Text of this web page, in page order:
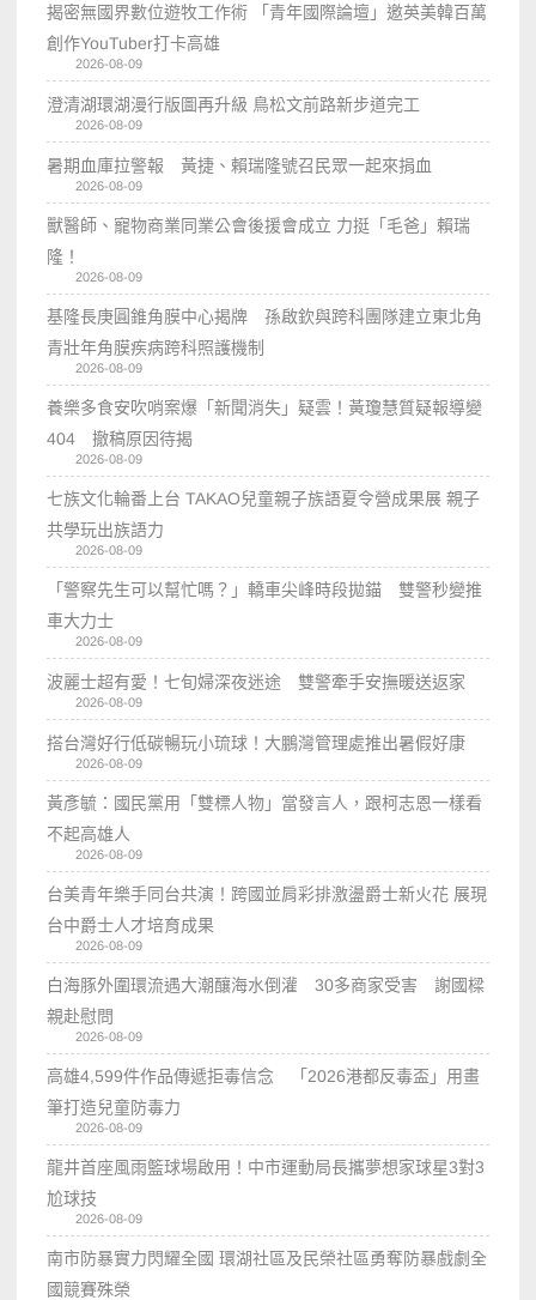
揭密無國界數位遊牧工作術 「青年國際論壇」邀英美韓百萬
創作YouTuber打卡高雄
2026-08-09
澄清湖環湖漫行版圖再升級 鳥松文前路新步道完工
2026-08-09
暑期血庫拉警報 黃捷、賴瑞隆號召民眾一起來捐血
2026-08-09
獸醫師、寵物商業同業公會後援會成立 力挺「毛爸」賴瑞
隆！
2026-08-09
基隆長庚圓錐角膜中心揭牌 孫啟欽與跨科團隊建立東北角
青壯年角膜疾病跨科照護機制
2026-08-09
養樂多食安吹哨案爆「新聞消失」疑雲！黃瓊慧質疑報導變
404 撤稿原因待揭
2026-08-09
七族文化輪番上台 TAKAO兒童親子族語夏令營成果展 親子
共學玩出族語力
2026-08-09
「警察先生可以幫忙嗎？」轎車尖峰時段拋錨 雙警秒變推
車大力士
2026-08-09
波麗士超有愛！七旬婦深夜迷途 雙警牽手安撫暖送返家
2026-08-09
搭台灣好行低碳暢玩小琉球！大鵬灣管理處推出暑假好康
2026-08-09
黃彥毓：國民黨用「雙標人物」當發言人，跟柯志恩一樣看
不起高雄人
2026-08-09
台美青年樂手同台共演！跨國並肩彩排激盪爵士新火花 展現
台中爵士人才培育成果
2026-08-09
白海豚外圍環流遇大潮釀海水倒灌 30多商家受害 謝國樑
親赴慰問
2026-08-09
高雄4,599件作品傳遞拒毒信念 「2026港都反毒盃」用畫
筆打造兒童防毒力
2026-08-09
龍井首座風雨籃球場啟用！中市運動局長攜夢想家球星3對3
尬球技
2026-08-09
南市防暴實力閃耀全國 環湖社區及民榮社區勇奪防暴戲劇全
國競賽殊榮